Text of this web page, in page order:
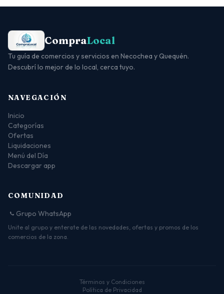
CompraLocal
Tu guía de comercios y servicios en Necochea y Quequén.
Descubrí lo mejor de lo local, cerca tuyo.
NAVEGACIÓN
Inicio
Categorías
Ofertas
Liquidaciones
Menú del Día
Descargar app
COMUNIDAD
Grupo WhatsApp
Unite al grupo y enterate de las novedades, ofertas y promos de los
comercios de la zona.
Términos y Condiciones
Política de Privacidad